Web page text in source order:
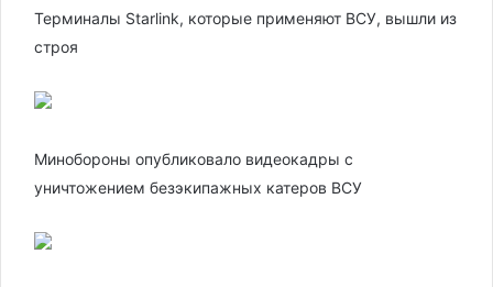
Терминалы Starlink, которые применяют ВСУ, вышли из
строя
Минобороны опубликовало видеокадры с
уничтожением безэкипажных катеров ВСУ